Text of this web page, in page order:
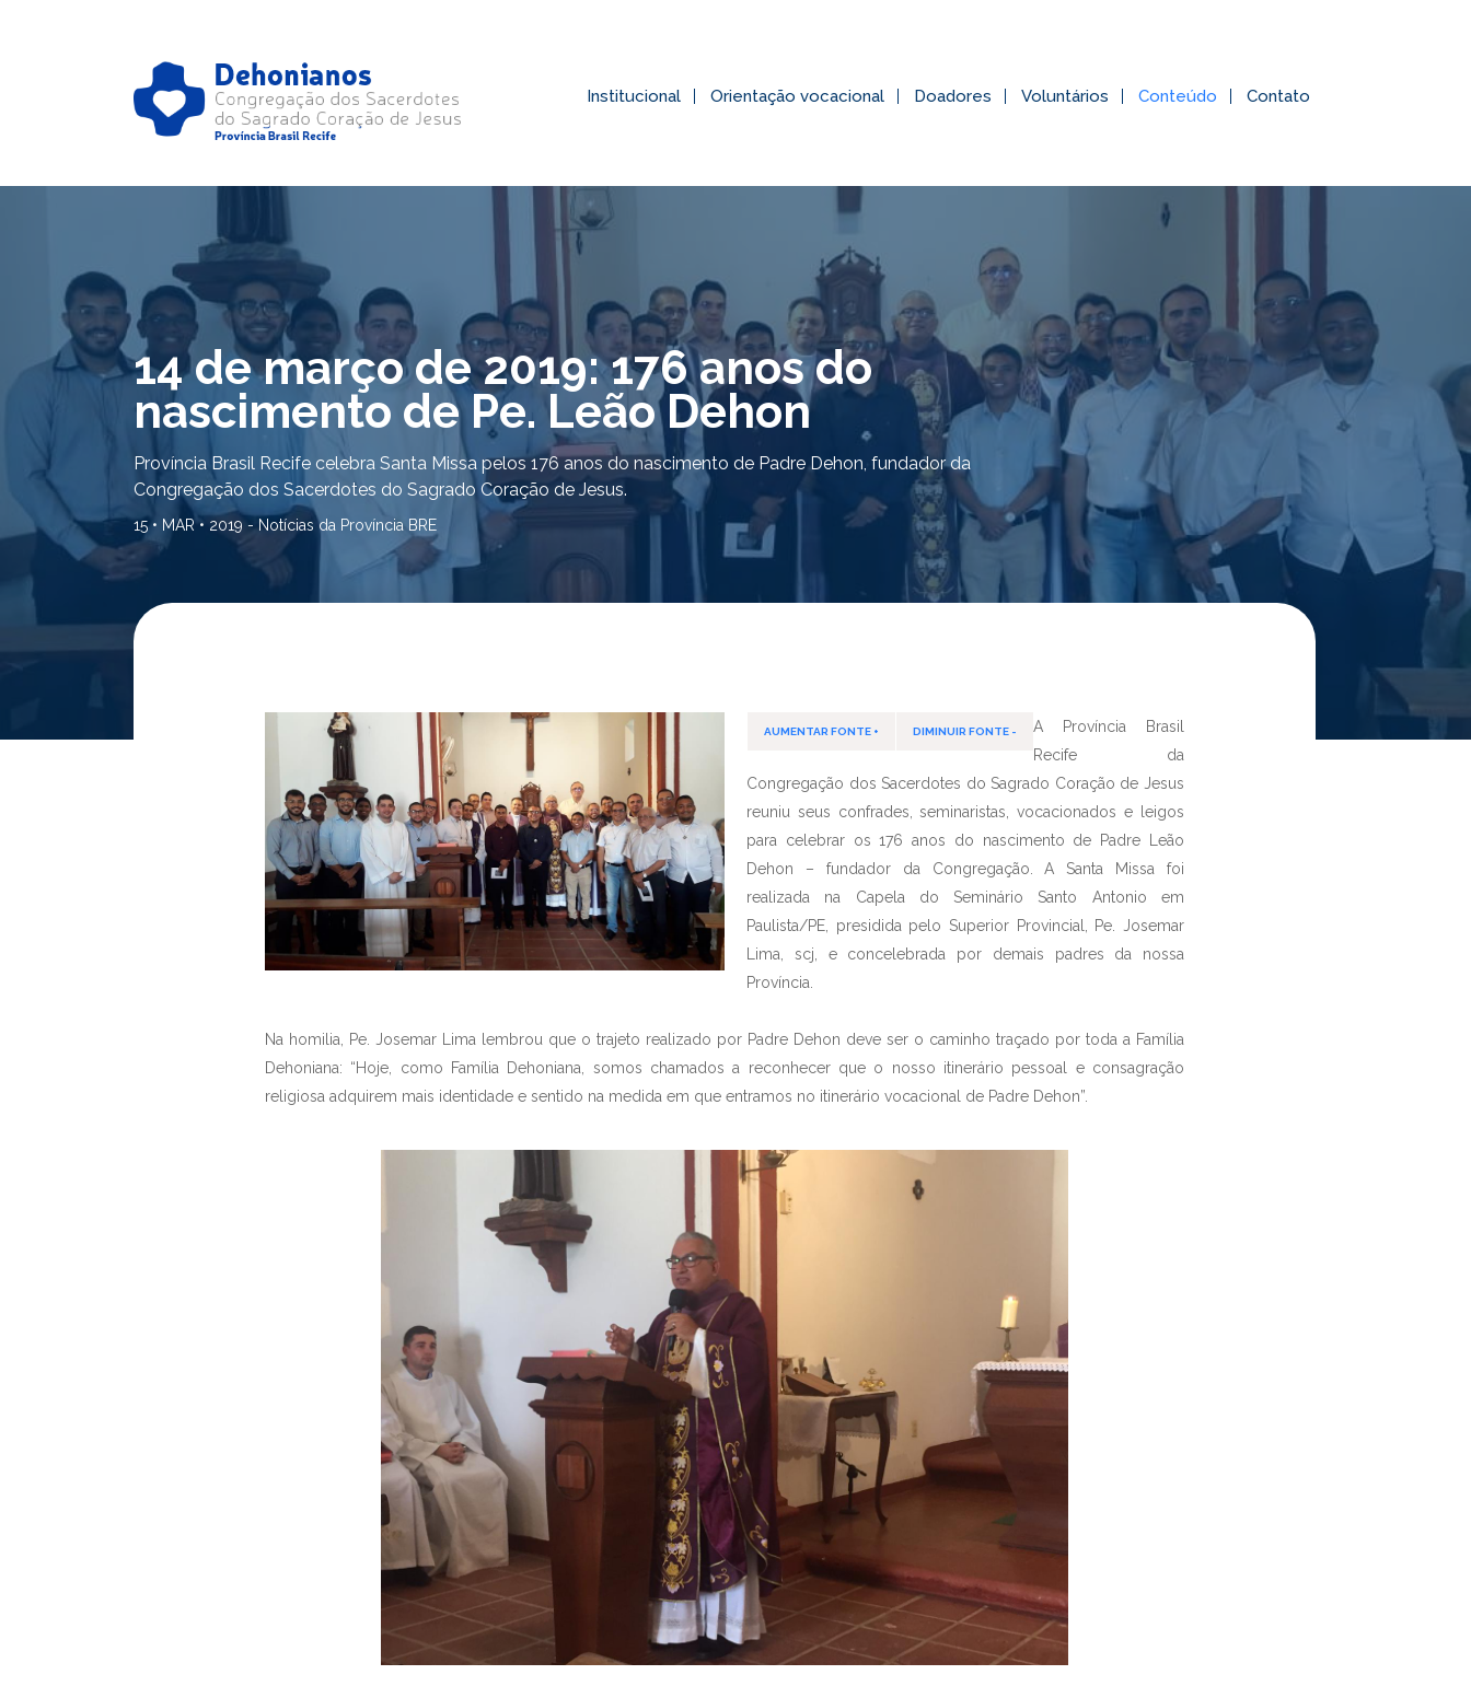
Institucional Orientação vocacional Doadores Voluntários Conteúdo Contato
14 de março de 2019: 176 anos do
nascimento de Pe. Leão Dehon
Província Brasil Recife celebra Santa Missa pelos 176 anos do nascimento de Padre Dehon, fundador da
Congregação dos Sacerdotes do Sagrado Coração de Jesus.
15 • MAR • 2019 - Notícias da Província BRE
AUMENTAR FONTE + DIMINUIR FONTE -
A Província Brasil
Recife da
Congregação dos Sacerdotes do Sagrado Coração de Jesus
reuniu seus confrades, seminaristas, vocacionados e leigos
para celebrar os 176 anos do nascimento de Padre Leão
Dehon – fundador da Congregação. A Santa Missa foi
realizada na Capela do Seminário Santo Antonio em
Paulista/PE, presidida pelo Superior Provincial, Pe. Josemar
Lima, scj, e concelebrada por demais padres da nossa
Província.
Na homilia, Pe. Josemar Lima lembrou que o trajeto realizado por Padre Dehon deve ser o caminho traçado por toda a Família
Dehoniana: “Hoje, como Família Dehoniana, somos chamados a reconhecer que o nosso itinerário pessoal e consagração
religiosa adquirem mais identidade e sentido na medida em que entramos no itinerário vocacional de Padre Dehon”.